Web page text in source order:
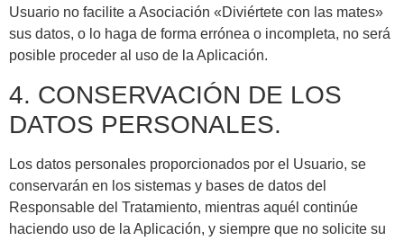
Usuario no facilite a Asociación «Diviértete con las mates»
sus datos, o lo haga de forma errónea o incompleta, no será
posible proceder al uso de la Aplicación.
4. CONSERVACIÓN DE LOS
DATOS PERSONALES.
Los datos personales proporcionados por el Usuario, se
conservarán en los sistemas y bases de datos del
Responsable del Tratamiento, mientras aquél continúe
haciendo uso de la Aplicación, y siempre que no solicite su